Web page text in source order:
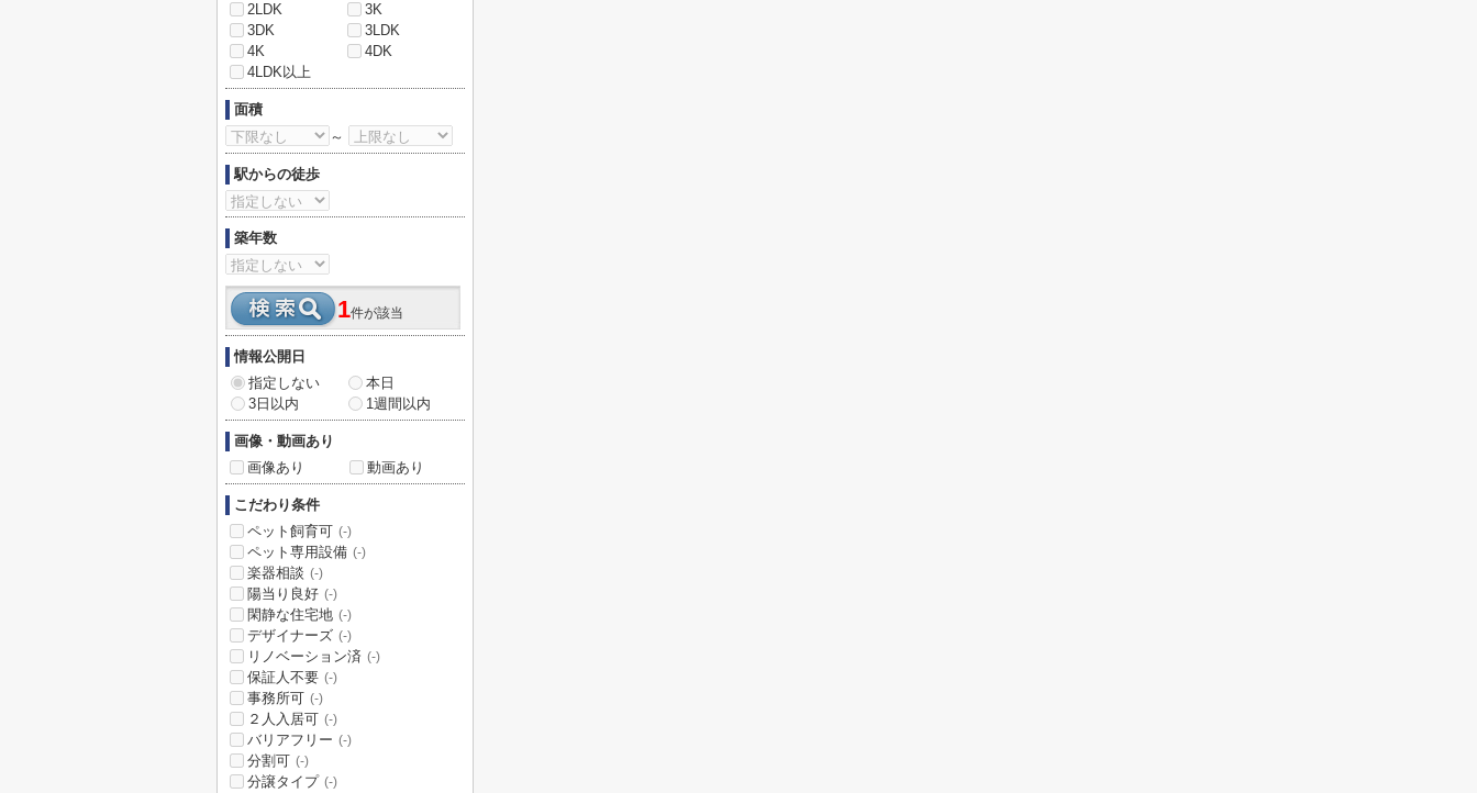
2LDK
3K
3DK
3LDK
4K
4DK
4LDK以上
面積
～
駅からの徒歩
築年数
1件が該当
情報公開日
指定しない
本日
3日以内
1週間以内
画像・動画あり
画像あり
動画あり
こだわり条件
ペット飼育可 (-)
ペット専用設備 (-)
楽器相談 (-)
陽当り良好 (-)
閑静な住宅地 (-)
デザイナーズ (-)
リノベーション済 (-)
保証人不要 (-)
事務所可 (-)
２人入居可 (-)
バリアフリー (-)
分割可 (-)
分譲タイプ (-)